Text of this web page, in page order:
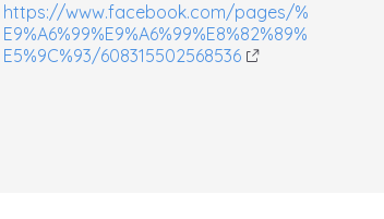
https://www.facebook.com/pages/%
E9%A6%99%E9%A6%99%E8%82%89%
E5%9C%93/608315502568536